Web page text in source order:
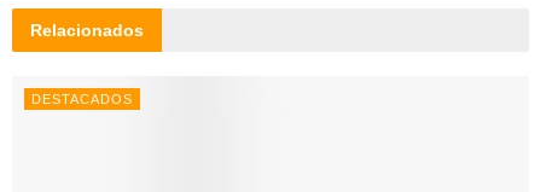
Relacionados
DESTACADOS